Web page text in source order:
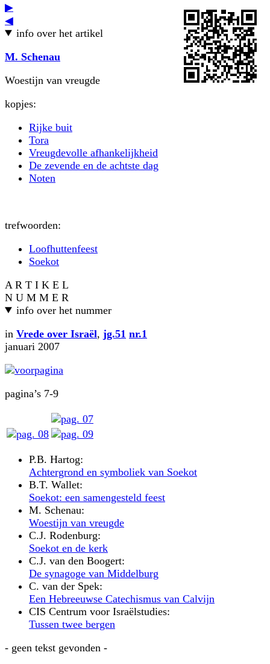
▶
◀
info over het artikel
M. Schenau
Woestijn van vreugde
kopjes:
Rijke buit
Tora
Vreugdevolle afhankelijkheid
De zevende en de achtste dag
Noten
trefwoorden:
Loofhuttenfeest
Soekot
A R T I K E L
N U M M E R
info over het nummer
in Vrede over Israël, jg.51 nr.1
januari 2007
pagina’s 7-9
P.B. Hartog:
Achtergrond en symboliek van Soekot
B.T. Wallet:
Soekot: een samengesteld feest
M. Schenau:
Woestijn van vreugde
C.J. Rodenburg:
Soekot en de kerk
C.J. van den Boogert:
De synagoge van Middelburg
C. van der Spek:
Een Hebreeuwse Catechismus van Calvijn
CIS Centrum voor Israëlstudies:
Tussen twee bergen
- geen tekst gevonden -